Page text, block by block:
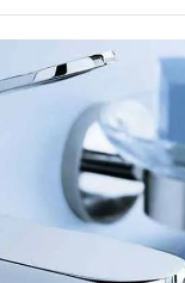
za
za umivaonik